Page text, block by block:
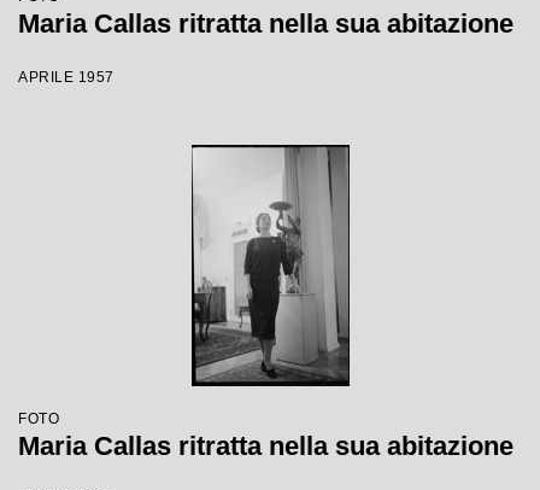
Maria Callas ritratta nella sua abitazione
APRILE 1957
FOTO
Maria Callas ritratta nella sua abitazione